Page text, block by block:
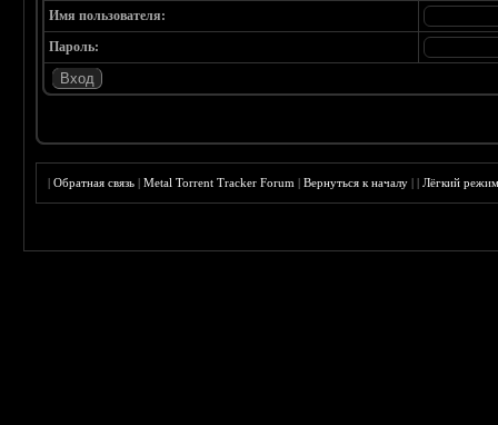
Имя пользователя:
Пароль:
|Обратная связь |Metal Torrent Tracker Forum |Вернуться к началу ||Лёгкий